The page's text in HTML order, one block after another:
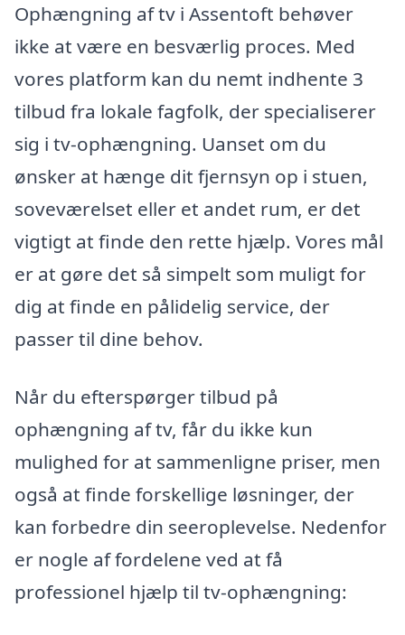
Ophængning af tv i Assentoft behøver
ikke at være en besværlig proces. Med
vores platform kan du nemt indhente 3
tilbud fra lokale fagfolk, der specialiserer
sig i tv-ophængning. Uanset om du
ønsker at hænge dit fjernsyn op i stuen,
soveværelset eller et andet rum, er det
vigtigt at finde den rette hjælp. Vores mål
er at gøre det så simpelt som muligt for
dig at finde en pålidelig service, der
passer til dine behov.
Når du efterspørger tilbud på
ophængning af tv, får du ikke kun
mulighed for at sammenligne priser, men
også at finde forskellige løsninger, der
kan forbedre din seeroplevelse. Nedenfor
er nogle af fordelene ved at få
professionel hjælp til tv-ophængning: